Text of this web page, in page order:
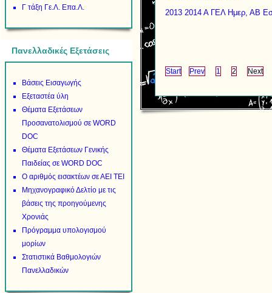
Γ τάξη Γε.Λ. Επα.Λ.
Πανελλαδικές Εξετάσεις
Βάσεις Εισαγωγής
Εξεταστέα ύλη
Θέματα Εξετάσεων
Προσανατολισμού σε WORD
DOC
Θέματα Εξετάσεων Γενικής
Παιδείας σε WORD DOC
Ο αριθμός εισακτέων σε ΑΕΙ ΤΕΙ
Μηχανογραφικό Δελτίο με τις
βάσεις της προηγούμενης
Χρονιάς
Πρόγραμμα υπολογισμού
μορίων
Στατιστικά Βαθμολογιών
Πανελλαδικών
2013 2014 Α ΓΕΛ Ημερ, ΑΒ
Start Prev 1 2 Next